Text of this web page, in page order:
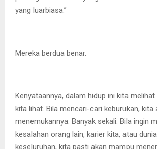
yang luarbiasa.”
Mereka berdua benar.
Kenyataannya, dalam hidup ini kita melihat
kita lihat. Bila mencari-cari keburukan, kita
menemukannya. Banyak sekali. Bila ingin
kesalahan orang lain, karier kita, atau
keseluruhan, kita pasti akan mampu